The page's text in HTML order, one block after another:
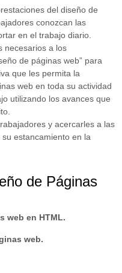
del diseño de
conozcan las
en el trabajo diario.
necesarios a los
de páginas web” para
que les permita la
web en toda su actividad
utilizando los avances que
y acercarles a las
estancamiento en la
de Páginas
web en HTML.
web.